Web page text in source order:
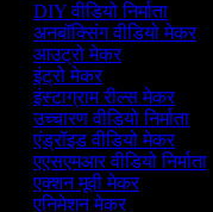
DIY वीडियो निर्माता
अनबॉक्सिंग वीडियो मेकर
आउट्रो मेकर
इंट्रो मेकर
इंस्टाग्राम रील्स मेकर
उच्चारण वीडियो निर्माता
एंड्रॉइड वीडियो मेकर
एएसएमआर वीडियो निर्माता
एक्शन मूवी मेकर
एनिमेशन मेकर